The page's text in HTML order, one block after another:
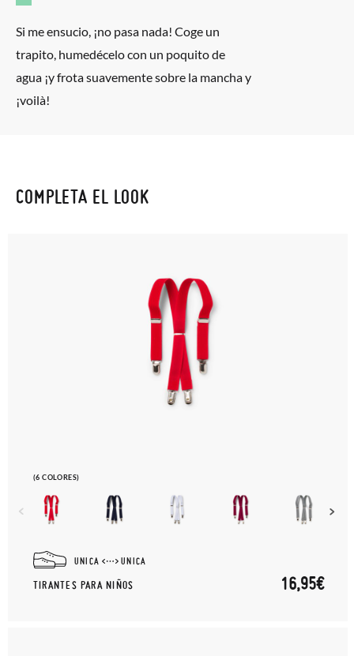
Si me ensucio, ¡no pasa nada! Coge un
trapito, humedécelo con un poquito de
agua ¡y frota suavemente sobre la mancha y
¡voilà!
COMPLETA EL LOOK
(6 COLORES)
UNICA UNICA
TIRANTES PARA NIÑOS 16,95€